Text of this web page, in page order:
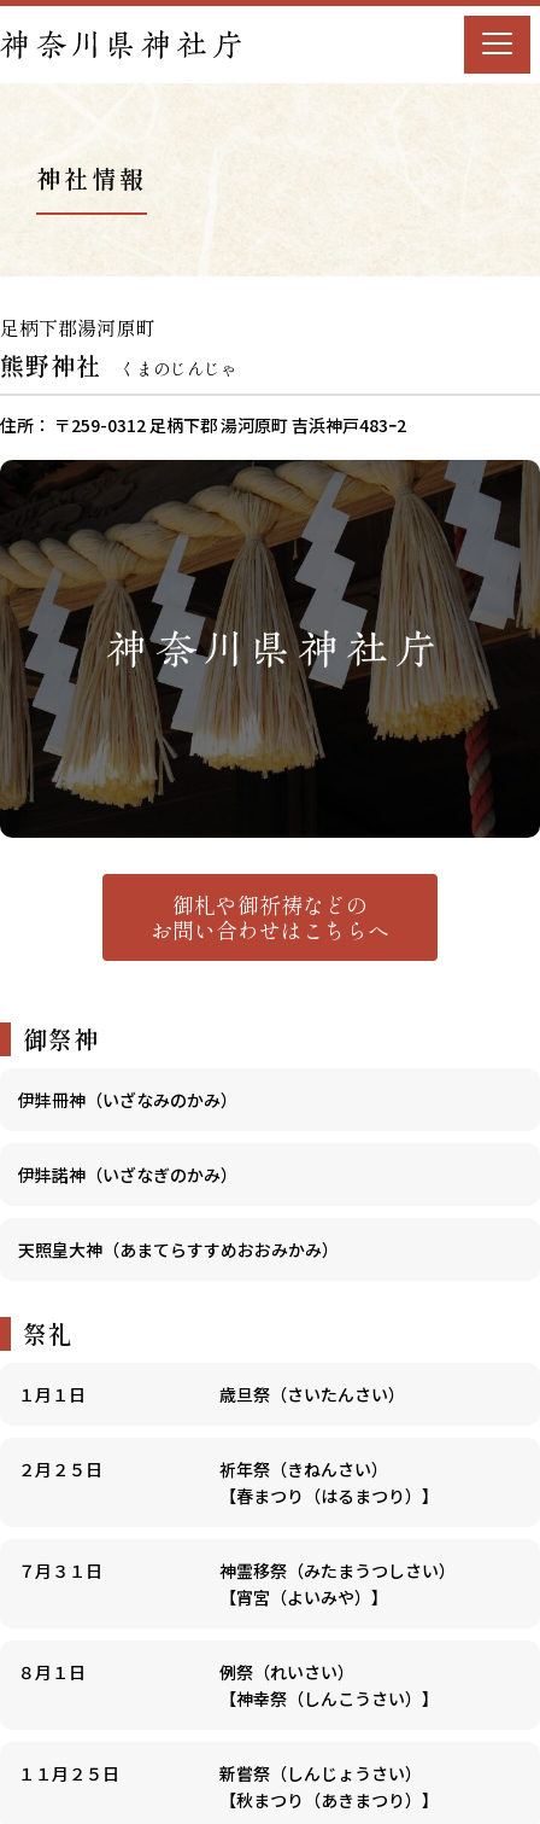
神社情報
足柄下郡湯河原町
熊野神社 くまのじんじゃ
住所： 〒259-0312 足柄下郡 湯河原町 吉浜神戸483ｰ2
御札や御祈祷などの
お問い合わせはこちらへ
御祭神
伊弉冊神（いざなみのかみ）
伊弉諾神（いざなぎのかみ）
天照皇大神（あまてらすすめおおみかみ）
祭礼
１月１日 歳旦祭（さいたんさい）
２月２５日
祈年祭（きねんさい）
【春まつり（はるまつり）】
７月３１日
神霊移祭（みたまうつしさい）
【宵宮（よいみや）】
８月１日
例祭（れいさい）
【神幸祭（しんこうさい）】
１１月２５日
新嘗祭（しんじょうさい）
【秋まつり（あきまつり）】